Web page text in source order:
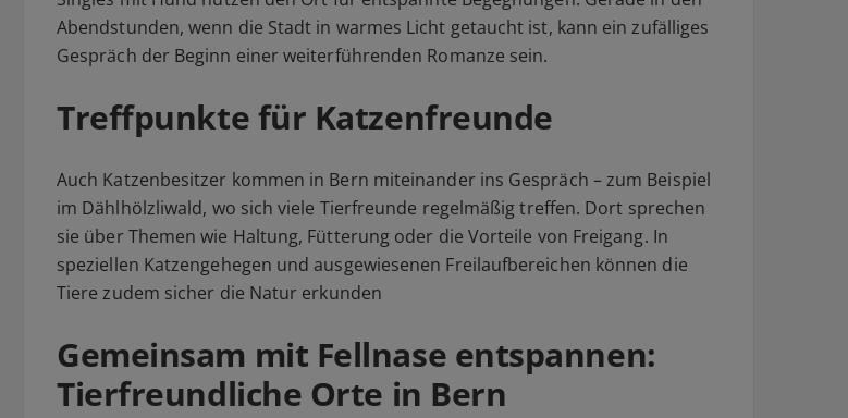
Abendstunden, wenn die Stadt in warmes Licht getaucht ist, kann ein zufälliges
Gespräch der Beginn einer weiterführenden Romanze sein.
Treffpunkte für Katzenfreunde
Auch Katzenbesitzer kommen in Bern miteinander ins Gespräch – zum Beispiel
im Dählhölzliwald, wo sich viele Tierfreunde regelmäßig treffen. Dort sprechen
sie über Themen wie Haltung, Fütterung oder die Vorteile von Freigang. In
speziellen Katzengehegen und ausgewiesenen Freilaufbereichen können die
Tiere zudem sicher die Natur erkunden
Gemeinsam mit Fellnase entspannen:
Tierfreundliche Orte in Bern